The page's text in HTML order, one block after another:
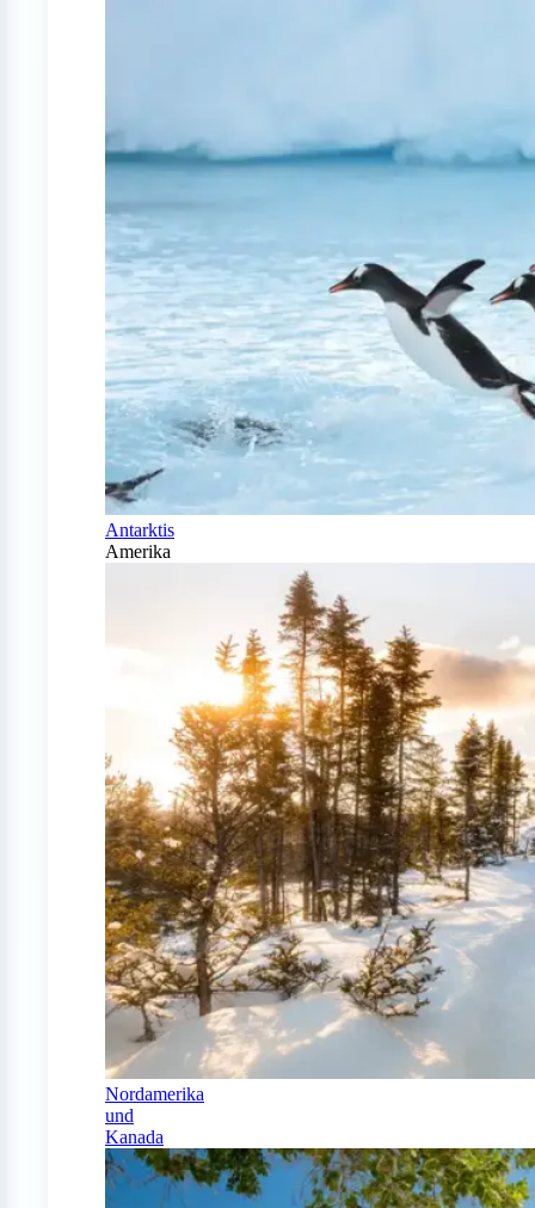
Antarktis
Amerika
Nordamerika
und
Kanada